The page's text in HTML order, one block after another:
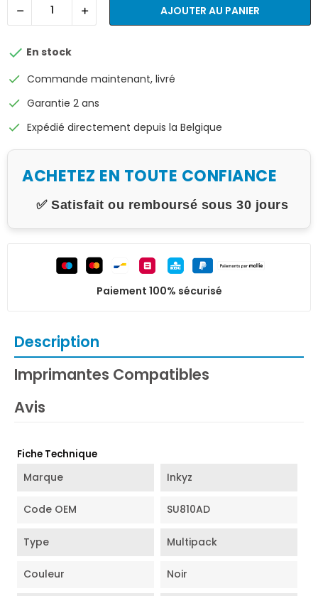
AJOUTER AU PANIER
 En stock
check Commande maintenant, livré
check Garantie 2 ans
check Expédié directement depuis la Belgique
ACHETEZ EN TOUTE CONFIANCE
✅ Satisfait ou remboursé sous 30 jours
Paiement 100% sécurisé
Description
Imprimantes Compatibles
Avis
Fiche Technique
Marque Inkyz
Code OEM SU810AD
Type Multipack
Couleur Noir